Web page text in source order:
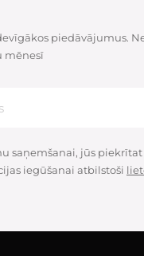
piedāvājumus.
mēnesī
saņemšanai, jūs
iegūšanai atbilstoši